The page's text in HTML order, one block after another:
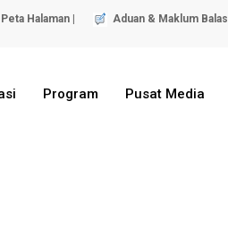
Peta Halaman | Aduan & Maklum Balas |
Program Pusat Media